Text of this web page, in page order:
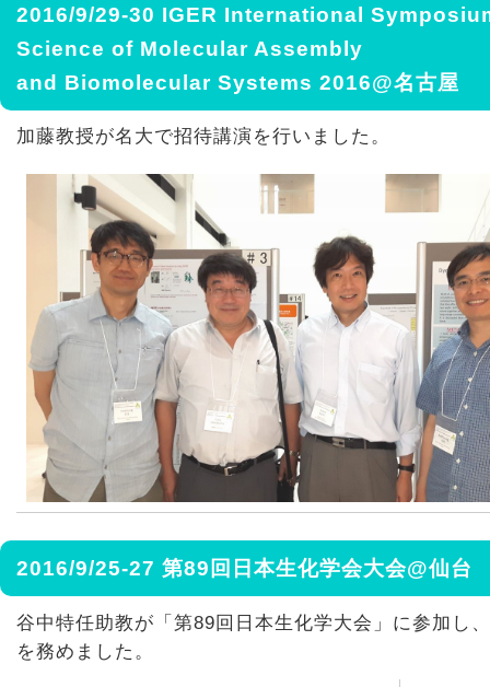
2016/9/29-30 IGER International
Science of Molecular Assembly
and Biomolecular Systems 2016@名古屋
加藤教授が名大で招待講演を行いました。
2016/9/25-27 第89回日本生化学会大会@仙台
谷中特任助教が「第89回日本生化学大会」に参加し
を務めました。